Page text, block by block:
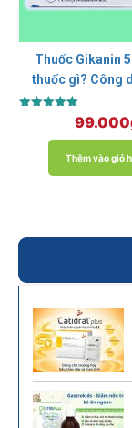
Thuốc Gikanin
thuốc gì? Công
định, Giá
5.00
99.000
Thêm vào giỏ